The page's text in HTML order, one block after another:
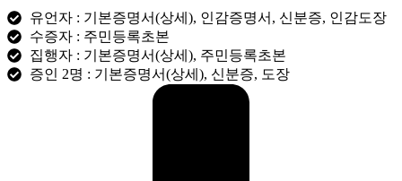
유언자 : 기본증명서(상세), 인감증명서, 신분증, 인감도장
수증자 : 주민등록초본
집행자 : 기본증명서(상세), 주민등록초본
증인 2명 : 기본증명서(상세), 신분증, 도장